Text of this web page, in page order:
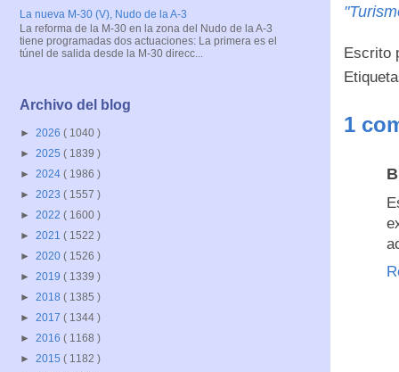
Escrito
1
La nueva M-30 (V), Nudo de la A-3
La reforma de la M-30 en la zona del Nudo de la A-3
tiene programadas dos actuaciones: La primera es el
túnel de salida desde la M-30 direcc...
Archivo del blog
► 2026 ( 1040 )
► 2025 ( 1839 )
► 2024 ( 1986 )
► 2023 ( 1557 )
► 2022 ( 1600 )
► 2021 ( 1522 )
► 2020 ( 1526 )
► 2019 ( 1339 )
► 2018 ( 1385 )
► 2017 ( 1344 )
► 2016 ( 1168 )
► 2015 ( 1182 )